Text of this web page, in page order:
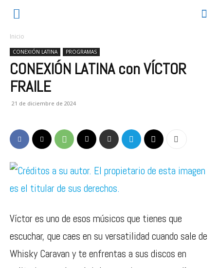
Inicio
CONEXIÓN LATINA PROGRAMAS
CONEXIÓN LATINA con VÍCTOR
FRAILE
21 de diciembre de 2024
Víctor es uno de esos músicos que tienes que
escuchar, que caes en su versatilidad cuando sale de
Whisky Caravan y te enfrentas a sus discos en